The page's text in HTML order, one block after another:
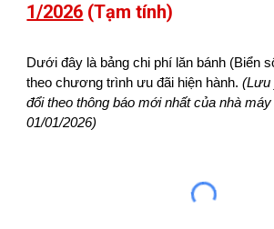
1/2026 (Tạm tính)
Dưới đây là bảng chi phí lăn bánh (Biển
theo chương trình ưu đãi hiện hành.(Lưu
đổi theo thông báo mới nhất của nhà
01/01/2026)